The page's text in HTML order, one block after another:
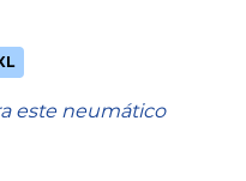
este neumático